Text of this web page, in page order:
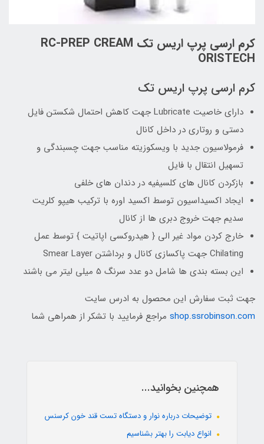
کرم ارسی پرپ اریس تک RC-PREP CREAM
ORISTECH
کرم ارسی پرپ اریس تک
دارای خاصیت Lubricate جهت کاهش احتمال شکستن فایل
دستی و روتاری در داخل کانال
فرمولاسیون جدید با ویسکوزیته مناسب جهت چسبندگی و
تسهیل انتقال با فایل
بازکردن کانال های کلسیفیه در دندان های خلفی
ایجاد اکسیداسیون توسط اکسید اوره با ترکیب هیپو کلریت
سدیم جهت خروج دبری ها از کانال
خارج کردن مواد غیر الی { هیدروکسی اپاتیت } توسط عمل
Chilating جهت پاکسازی کانال و برداشتن Smear Layer
این بسته بندی ها شامل دو عدد سرنگ 5 میلی لیتر می باشند
جهت ثبت سفارش این محصول به ادرس سایت
shop.ssrobinson.com مراجع فرمایید با تشکر از همراهی شما
همچنین بخوانید...
توضیحات درباره نوار و دستگاه تست قند خون کرسنس
انواع دیابت را بهتر بشناسیم